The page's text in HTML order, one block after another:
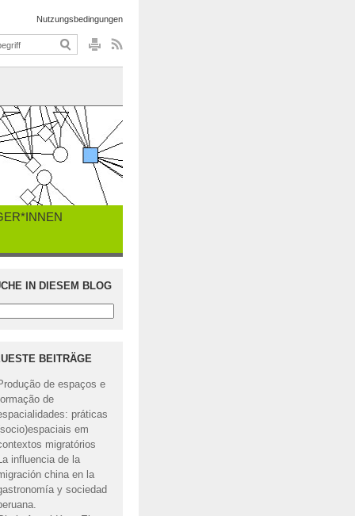
Nutzungsbedingungen
IN DIESEM BLOG
BEITRÄGE
de espaços e
de
práticas
em
migratórios
influencia de la
china en la
y sociedad